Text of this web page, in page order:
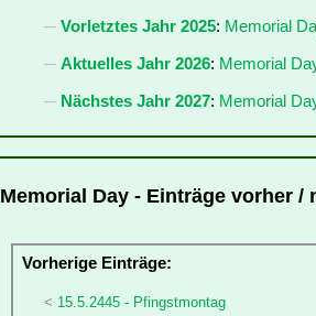
Vorletztes Jahr 2025: Memorial
Aktuelles Jahr 2026: Memorial
Nächstes Jahr 2027: Memorial
Memorial Day - Einträge vorher
Vorherige Einträge:
15.5.2445 - Pfingstmontag